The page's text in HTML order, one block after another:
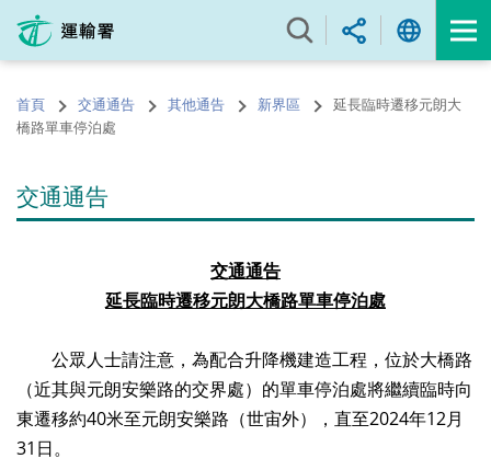
內
的
開
首頁 交通通告 其他通告 新界區
延長臨時遷移元朗大
橋路單車停泊處
交通通告
交通通告
延長臨時遷移元朗大橋路單車停泊處
公眾人士請注意，為配合升降機建造工程，位於大橋路
（近其與元朗安樂路的交界處）的單車停泊處將繼續臨時向
東遷移約40米至元朗安樂路（世宙外），直至2024年12月
31日。